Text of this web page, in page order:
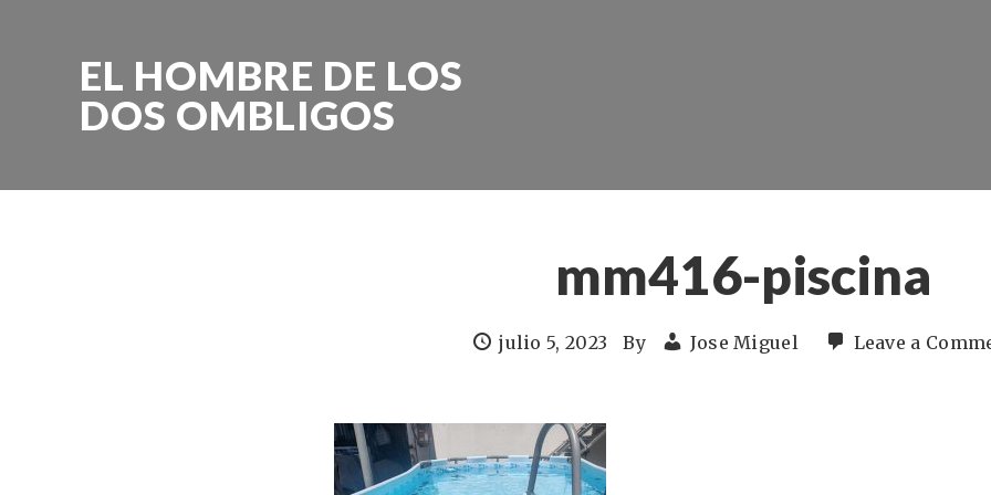
EL HOMBRE DE LOS
DOS OMBLIGOS
mm416-piscina
julio 5, 2023 By Jose Miguel Leave a